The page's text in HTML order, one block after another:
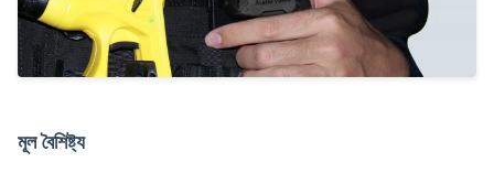
মূল বৈশিষ্ট্য